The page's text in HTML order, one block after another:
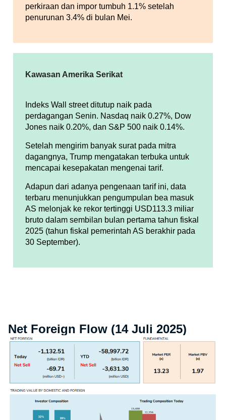
perkiraan dan impor tumbuh 1.1% setelah
penurunan 3.4% di bulan Mei.
Kawasan Amerika Serikat
Indeks Wall street ditutup naik pada
perdagangan Senin. Nasdaq naik 0.27%, Dow
Jones naik 0.20%, dan S&P 500 naik 0.14%.
Setelah mengirim banyak surat pada mitra
dagangnya, Trump mengatakan terbuka untuk
mencapai kesepakatan mengenai tarif.
Adapun dari adanya pengenaan tarif ini, data
terbaru menunjukkan pengumpulan bea masuk
AS melonjak ke rekor tertinggi USD113.3 miliar
bruto dalam sembilan bulan pertama tahun fiskal
2025 (tahun fiskal pemerintah AS berakhir pada
30 September).
Net Foreign Flow (14 Juli 2025)